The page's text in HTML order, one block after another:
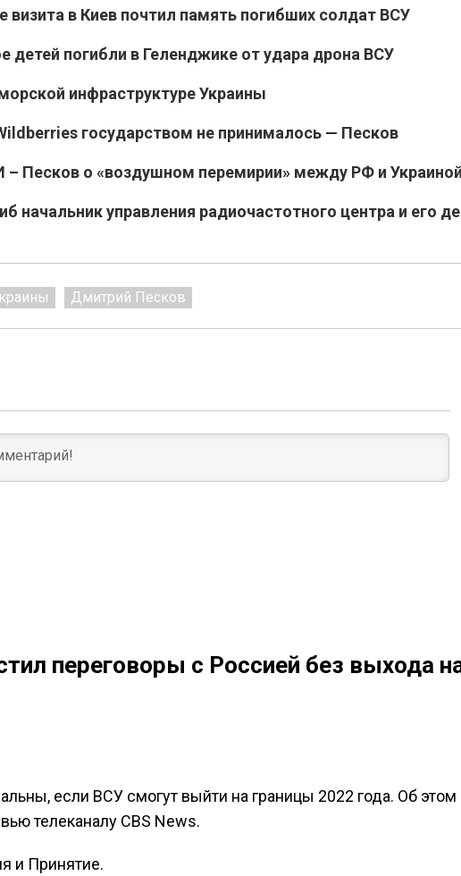
в Киев почтил память погибших солдат ВСУ
детей погибли в Геленджике от удара дрона ВСУ
инфраструктуре Украины
государством не принималось — Песков
Песков о «воздушном перемирии» между РФ и
начальник управления радиочастотного центра и его
Дмитрий Песков
переговоры с Россией без выхода
если ВСУ смогут выйти на границы 2022 года. Об этом
телеканалу CBS News.
и Принятие.